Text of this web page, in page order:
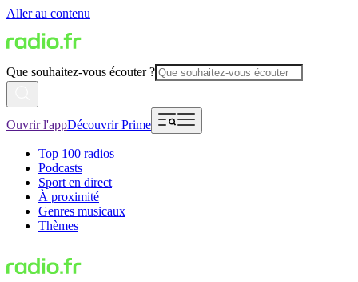
Aller au contenu
Que souhaitez-vous écouter ?
Ouvrir l'appDécouvrir Prime
Top 100 radios
Podcasts
Sport en direct
À proximité
Genres musicaux
Thèmes